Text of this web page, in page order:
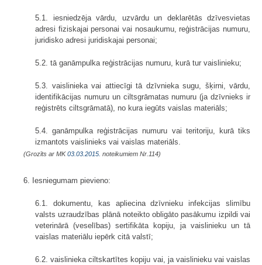
5.1. iesniedzēja vārdu, uzvārdu un deklarētās dzīvesvietas
adresi fiziskajai personai vai nosaukumu, reģistrācijas numuru,
juridisko adresi juridiskajai personai;
5.2. tā ganāmpulka reģistrācijas numuru, kurā tur vaislinieku;
5.3. vaislinieka vai attiecīgi tā dzīvnieka sugu, šķirni, vārdu,
identifikācijas numuru un ciltsgrāmatas numuru (ja dzīvnieks ir
reģistrēts ciltsgrāmatā), no kura iegūts vaislas materiāls;
5.4. ganāmpulka reģistrācijas numuru vai teritoriju, kurā tiks
izmantots vaislinieks vai vaislas materiāls.
(Grozīts ar MK03.03.2015. noteikumiem Nr.114)
6. Iesniegumam pievieno:
6.1. dokumentu, kas apliecina dzīvnieku infekcijas slimību
valsts uzraudzības plānā noteikto obligāto pasākumu izpildi vai
veterinārā (veselības) sertifikāta kopiju, ja vaislinieku un tā
vaislas materiālu iepērk citā valstī;
6.2. vaislinieka ciltskartītes kopiju vai, ja vaislinieku vai vaislas